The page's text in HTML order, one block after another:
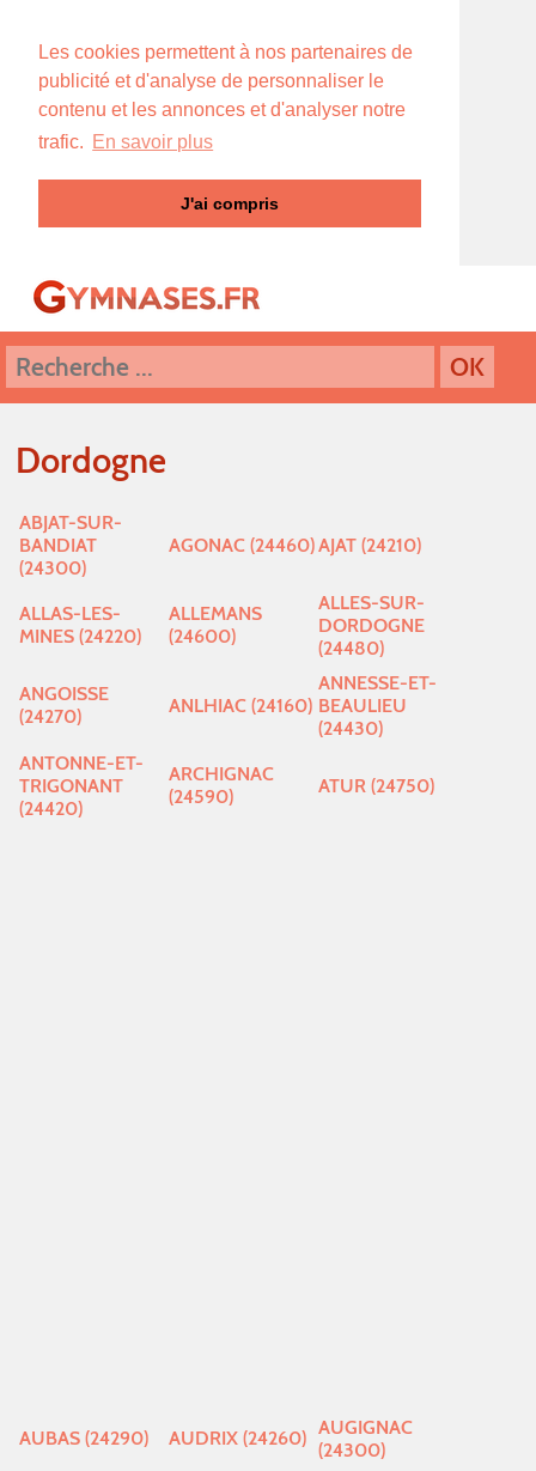
Les cookies permettent à nos partenaires de
publicité et d'analyse de personnaliser le
contenu et les annonces et d'analyser notre
trafic. En savoir plus
J'ai compris
Dordogne
ABJAT-SUR-
BANDIAT
(24300)
AGONAC (24460)AJAT (24210)
ALLAS-LES-
MINES (24220)
ALLEMANS
(24600)
ALLES-SUR-
DORDOGNE
(24480)
ANGOISSE
(24270)
ANLHIAC (24160)
ANNESSE-ET-
BEAULIEU
(24430)
ANTONNE-ET-
TRIGONANT
(24420)
ARCHIGNAC
(24590)
ATUR (24750)
AUBAS (24290) AUDRIX (24260) AUGIGNAC
(24300)